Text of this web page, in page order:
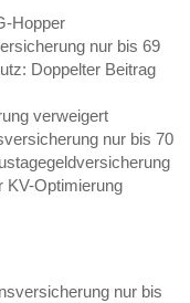
Hopper
nur bis 69
Doppelter Beitrag
verweigert
nur bis 70
KV-Optimierung
nur bis